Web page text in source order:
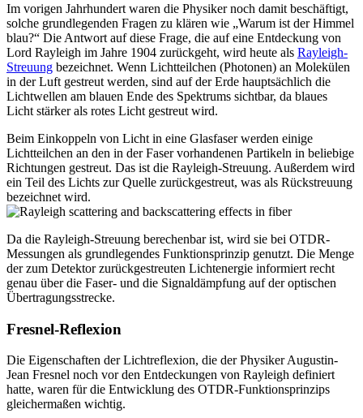
Im vorigen Jahrhundert waren die Physiker noch damit beschäftigt,
solche grundlegenden Fragen zu klären wie „Warum ist der Himmel
blau?“ Die Antwort auf diese Frage, die auf eine Entdeckung von
Lord Rayleigh im Jahre 1904 zurückgeht, wird heute als Rayleigh-
Streuung bezeichnet. Wenn Lichtteilchen (Photonen) an Molekülen
in der Luft gestreut werden, sind auf der Erde hauptsächlich die
Lichtwellen am blauen Ende des Spektrums sichtbar, da blaues
Licht stärker als rotes Licht gestreut wird.
Beim Einkoppeln von Licht in eine Glasfaser werden einige
Lichtteilchen an den in der Faser vorhandenen Partikeln in beliebige
Richtungen gestreut. Das ist die Rayleigh-Streuung. Außerdem wird
ein Teil des Lichts zur Quelle zurückgestreut, was als Rückstreuung
bezeichnet wird.
Da die Rayleigh-Streuung berechenbar ist, wird sie bei OTDR-
Messungen als grundlegendes Funktionsprinzip genutzt. Die Menge
der zum Detektor zurückgestreuten Lichtenergie informiert recht
genau über die Faser- und die Signaldämpfung auf der optischen
Übertragungsstrecke.
Fresnel-Reflexion
Die Eigenschaften der Lichtreflexion, die der Physiker Augustin-
Jean Fresnel noch vor den Entdeckungen von Rayleigh definiert
hatte, waren für die Entwicklung des OTDR-Funktionsprinzips
gleichermaßen wichtig.